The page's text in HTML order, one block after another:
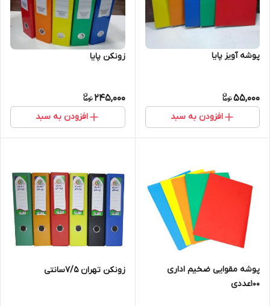
پوشه آویز پایا
55,000
افزودن به سبد
زونکن پایا
245,000
افزودن به سبد
پوشه مقوایی ضخیم اداری
۱۰۰عددی
زونکن تهران ۷/۵سانتی